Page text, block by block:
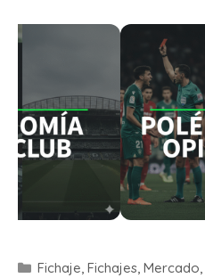
Fichaje, Fichajes, Mercado,